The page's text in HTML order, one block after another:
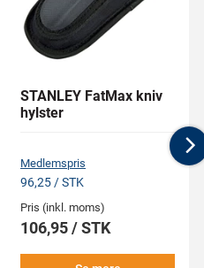
STANLEY FatMax kniv
hylster
Medlemspris
96,25 / STK
Pris (inkl. moms)
106,95 / STK